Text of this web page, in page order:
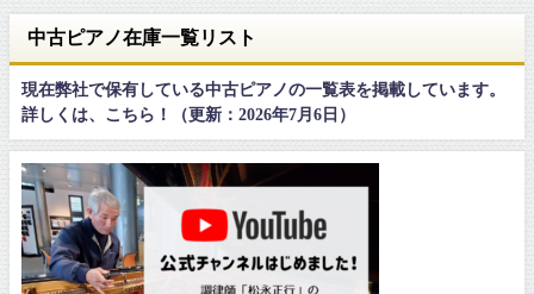
中古ピアノ在庫一覧リスト
現在弊社で保有している中古ピアノの一覧表を掲載しています。
詳しくは、こちら！（更新：2026年7月6日）